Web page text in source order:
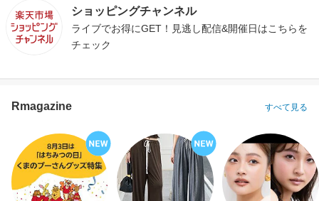
ショッピングチャンネル
ライブでお得にGET！見逃し配信&開催日はこちらを
チェック
Rmagazine すべて見る